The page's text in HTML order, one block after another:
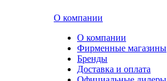
О компании
О компании
Фирменные магазины
Бренды
Доставка и оплата